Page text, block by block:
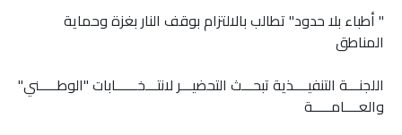
" أطباء بلا حدود" تطالب بالالتزام بوقف النار بغزة وحماية
المناطق
اللجنـــة التنفيــــذية تبحـــث التحضيـــر لانتـــخــــــابات "الوطـــــني"
والعــــامـــــة